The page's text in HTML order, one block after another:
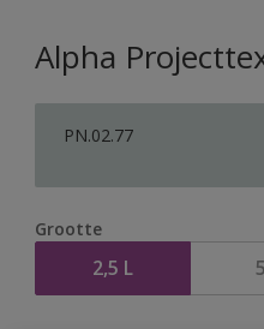
Alpha
PN.02.77
Grootte
2,5 L